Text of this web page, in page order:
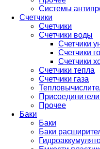
Системы
Счетчики
Счетчики
Счетчики воды
Счетчики
Счетчики
Счетчики
Счетчики тепла
Счетчики газа
Прочее
Баки
Баки
Баки